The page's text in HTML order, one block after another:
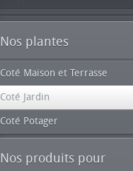
Nos plantes
Coté Maison et Terrasse
Coté Jardin
Coté Potager
Nos produits pour